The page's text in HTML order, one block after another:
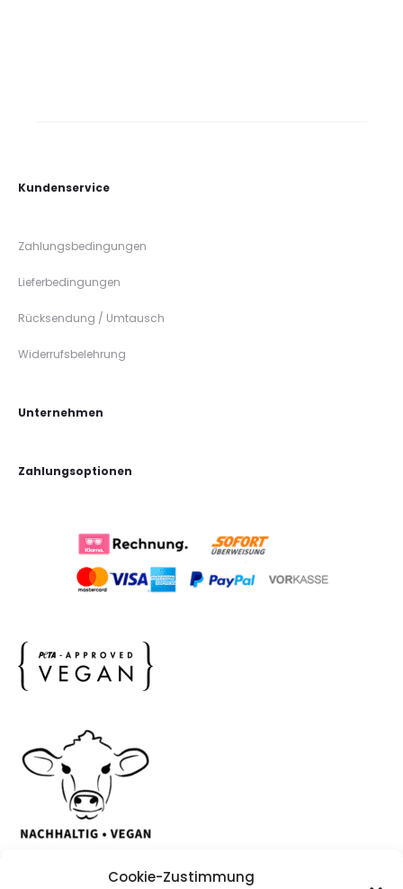
Cookie-Zustimmung
Kundenservice
Zahlungsbedingungen
Lieferbedingungen
Rücksendung / Umtausch
Widerrufsbelehrung
Unternehmen
Zahlungsoptionen